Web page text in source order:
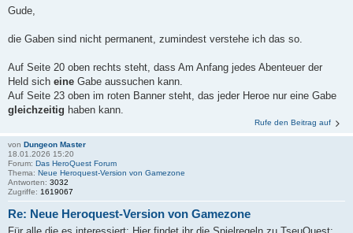
Gude,
die Gaben sind nicht permanent, zumindest verstehe ich das so.
Auf Seite 20 oben rechts steht, dass Am Anfang jedes Abenteuer der
Held sich eine Gabe aussuchen kann.
Auf Seite 23 oben im roten Banner steht, das jeder Heroe nur eine Gabe
gleichzeitig haben kann.
Rufe den Beitrag auf
von Dungeon Master
18.01.2026 15:20
Forum: Das HeroQuest Forum
Thema: Neue Heroquest-Version von Gamezone
Antworten: 3032
Zugriffe: 1619067
Re: Neue Heroquest-Version von Gamezone